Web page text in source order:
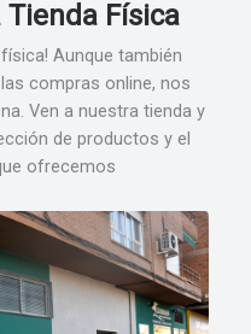
Tienda Física
Aunque también
compras online, nos
Ven a nuestra tienda y
de productos y el
ofrecemos